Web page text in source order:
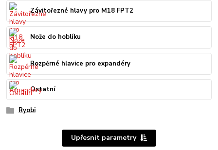
Závitořezné hlavy pro M18 FPT2
Nože do hoblíku
Rozpěrné hlavice pro expandéry
Ostatní
Ryobi
Upřesnit parametry